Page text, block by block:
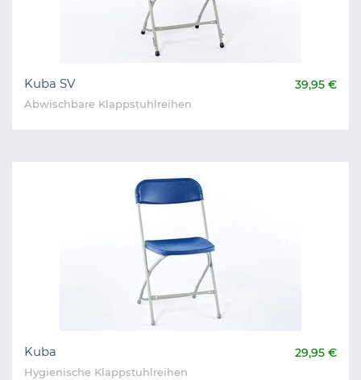
Kuba SV 39,95 €
Abwischbare Klappstuhlreihen
Kuba 29,95 €
Hygienische Klappstuhlreihen